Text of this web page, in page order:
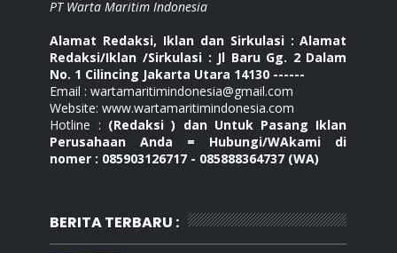
PT Warta Maritim Indonesia
Alamat Redaksi, Iklan dan Sirkulasi : Alamat
Redaksi/Iklan /Sirkulasi : Jl Baru Gg. 2 Dalam
No. 1 Cilincing Jakarta Utara 14130 ------
Email : wartamaritimindonesia@gmail.com
Website: www.wartamaritimindonesia.com
Hotline : (Redaksi ) dan Untuk Pasang Iklan
Perusahaan Anda = Hubungi/WAkami di
nomer : 085903126717 - 085888364737 (WA)
BERITA TERBARU :